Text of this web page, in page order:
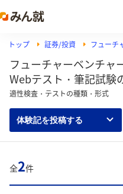
トップ 証券/投資 フューチ
フューチャーベンチャ
Webテスト・筆記試験
適性検査・テストの種類・形式
体験記を投稿する
全2件